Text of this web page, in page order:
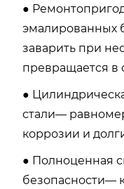
●
эмалированных
заварить при
превращается в
●
стали—
коррозии и
● Полноценная
безопасности—